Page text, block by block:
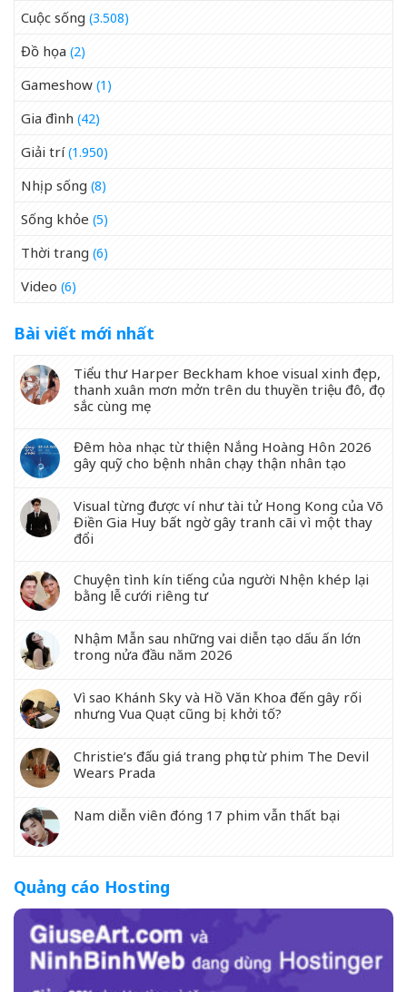
Cuộc sống (3.508)
Đồ họa (2)
Gameshow (1)
Gia đình (42)
Giải trí(1.950)
Nhịp sống (8)
Sống khỏe (5)
Thời trang (6)
Video (6)
Bài viết mới nhất
Tiểu thư Harper Beckham khoe visual xinh đẹp,
thanh xuân mơn mởn trên du thuyền triệu đô, đọ
sắc cùng mẹ
Đêm hòa nhạc từ thiện Nắng Hoàng Hôn 2026
gây quỹ cho bệnh nhân chạy thận nhân tạo
Visual từng được ví như tài tử Hong Kong của Võ
Điền Gia Huy bất ngờ gây tranh cãi vì một thay
đổi
Chuyện tình kín tiếng của người Nhện khép lại
bằng lễ cưới riêng tư
Nhậm Mẫn sau những vai diễn tạo dấu ấn lớn
trong nửa đầu năm 2026
Vì sao Khánh Sky và Hồ Văn Khoa đến gây rối
nhưng Vua Quạt cũng bị khởi tố?
Christie’s đấu giá trang phục từ phim The Devil
Wears Prada
Nam diễn viên đóng 17 phim vẫn thất bại
Quảng cáo Hosting